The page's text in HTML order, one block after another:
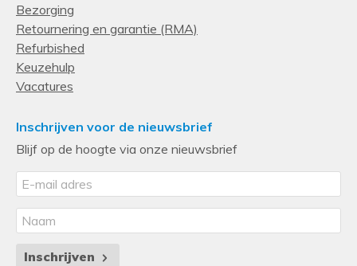
Bezorging
Retournering en garantie (RMA)
Refurbished
Keuzehulp
Vacatures
Inschrijven voor de nieuwsbrief
Blijf op de hoogte via onze nieuwsbrief
Inschrijven